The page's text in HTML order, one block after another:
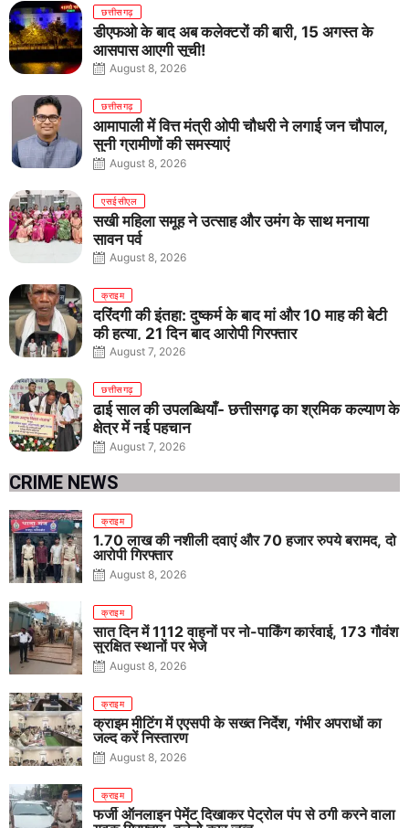
छत्तीसगढ़
डीएफओ के बाद अब कलेक्टरों की बारी, 15 अगस्त के
आसपास आएगी सूची!
August 8, 2026
छत्तीसगढ़
आमापाली में वित्त मंत्री ओपी चौधरी ने लगाई जन चौपाल,
सुनी ग्रामीणों की समस्याएं
August 8, 2026
एसईसीएल
सखी महिला समूह ने उत्साह और उमंग के साथ मनाया
सावन पर्व
August 8, 2026
क्राइम
दरिंदगी की इंतहा: दुष्कर्म के बाद मां और 10 माह की बेटी
की हत्या, 21 दिन बाद आरोपी गिरफ्तार
August 7, 2026
छत्तीसगढ़
ढाई साल की उपलब्धियाँ- छत्तीसगढ़ का श्रमिक कल्याण के
क्षेत्र में नई पहचान
August 7, 2026
CRIME NEWS
क्राइम
1.70 लाख की नशीली दवाएं और 70 हजार रुपये बरामद, दो
आरोपी गिरफ्तार
August 8, 2026
क्राइम
सात दिन में 1112 वाहनों पर नो-पार्किंग कार्रवाई, 173 गौवंश
सुरक्षित स्थानों पर भेजे
August 8, 2026
क्राइम
क्राइम मीटिंग में एएसपी के सख्त निर्देश, गंभीर अपराधों का
जल्द करें निस्तारण
August 8, 2026
क्राइम
फर्जी ऑनलाइन पेमेंट दिखाकर पेट्रोल पंप से ठगी करने वाला